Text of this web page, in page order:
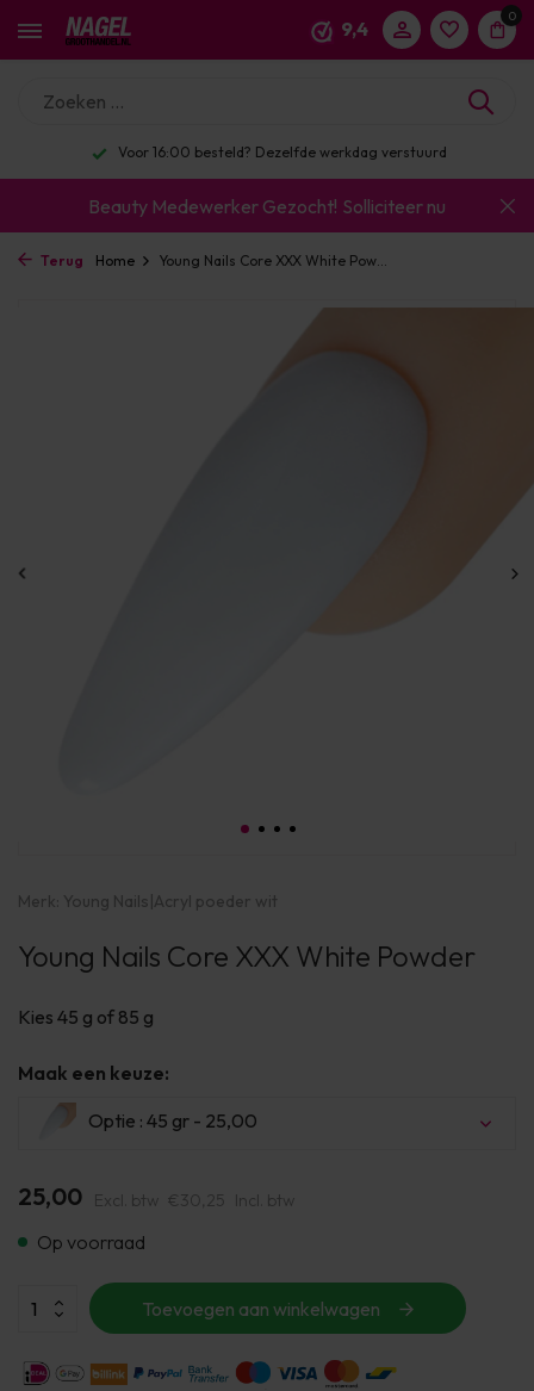
9,4
0
Voor 16:00 besteld? Dezelfde werkdag verstuurd
Beauty Medewerker Gezocht! Solliciteer nu
Terug Home Young Nails Core XXX White Pow...
Merk: Young Nails|Acryl poeder wit
Young Nails Core XXX White Powder
Kies 45 g of 85 g
Maak een keuze:
Optie : 45 gr - 25,00
25,00 Excl. btw €30,25 Incl. btw
Op voorraad
Toevoegen aan winkelwagen